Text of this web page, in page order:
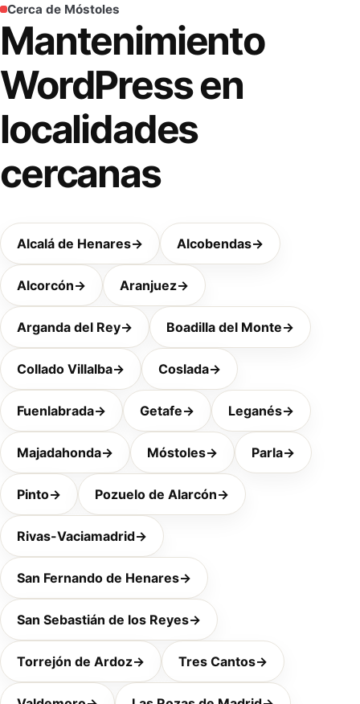
Cerca de Móstoles
Mantenimiento
WordPress en
localidades
cercanas
Alcalá de Henares→ Alcobendas→
Alcorcón→ Aranjuez→
Arganda del Rey→ Boadilla del Monte→
Collado Villalba→ Coslada→
Fuenlabrada→ Getafe→ Leganés→
Majadahonda→ Móstoles→ Parla→
Pinto→ Pozuelo de Alarcón→
Rivas-Vaciamadrid→
San Fernando de Henares→
San Sebastián de los Reyes→
Torrejón de Ardoz→ Tres Cantos→